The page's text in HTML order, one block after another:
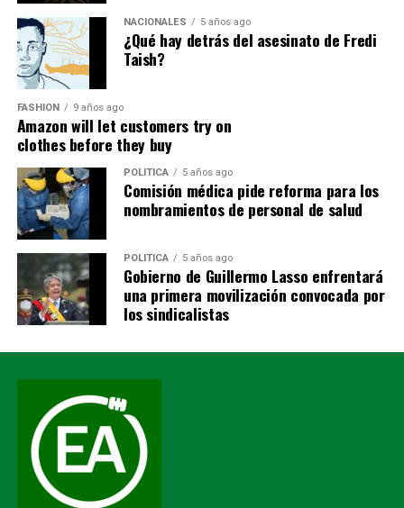
ayudar a remover escombros, entregar alimentos, donar
combustible, prestar maquinaria o simplemente abrazar
a quienes habían perdido absolutamente todo.
Éder Tiwi continuó el homenaje recordando que la
tragedia también mostró el rostro más humano del
Ecuador.
Bomberos.
Policías.
Militares.
Paramédicos.
Funcionarios públicos.
Conductores de maquinaria pesada.
NACIONALES 5 años ago
¿Qué hay detrás del asesinato de Fredi
Taish?
FASHION 9 años ago
Amazon will let customers try on
clothes before they buy
POLITICA 5 años ago
Comisión médica pide reforma para los
nombramientos de personal de salud
POLITICA 5 años ago
Gobierno de Guillermo Lasso enfrentará
una primera movilización convocada por
los sindicalistas